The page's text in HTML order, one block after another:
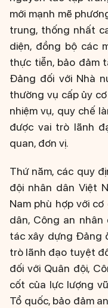
mới mạnh mẽ
trung, thống nhất
diện, đồng bộ các
thực tiễn, bảo đảm
Đảng đối với Nhà
thường vụ cấp ủy
nhiệm vụ, quy chế
được vai trò lãnh
quan, đơn vị.
Thứ năm, các quy
đội nhân dân Việt
Nam phù hợp với
dân, Công an
tác xây dựng Đảng
trò lãnh đạo tuyệt
đối với Quân đội,
cốt của lực lượng
Tổ quốc, bảo đảm